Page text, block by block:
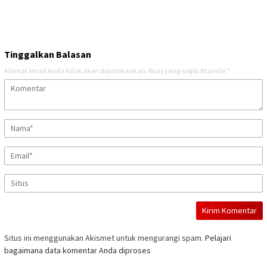
Tinggalkan Balasan
Alamat email Anda tidak akan dipublikasikan. Ruas yang wajib ditandai *
Situs ini menggunakan Akismet untuk mengurangi spam. Pelajari
bagaimana data komentar Anda diproses